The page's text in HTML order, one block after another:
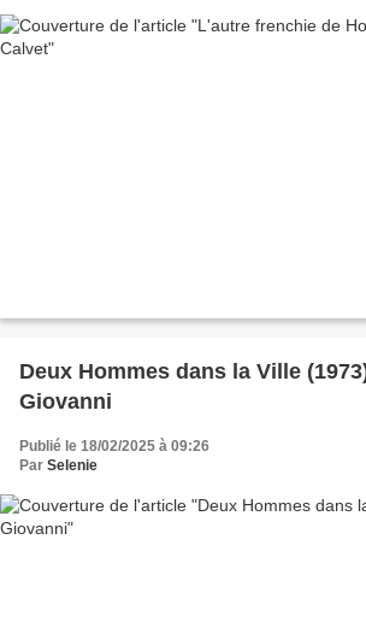
Deux Hommes dans la Ville
Giovanni
Publié le 18/02/2025 à 09:26
Par Selenie